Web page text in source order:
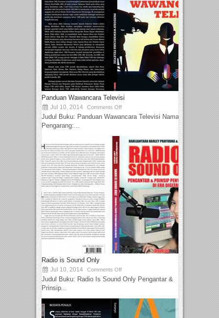
Panduan Wawancara Televisi
Jul 10, 2014 Comments Off
Judul Buku: Panduan Wawancara Televisi Nama
Pengarang:...
Radio is Sound Only
Jul 10, 2014 Comments Off
Judul Buku: Radio Is Sound Only Pengantar &
Prinsip...